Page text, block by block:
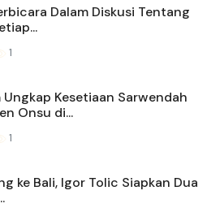
Dalam Diskusi Tentang
1
Ungkap Kesetiaan Sarwendah
Onsu di...
1
ke Bali, Igor Tolic Siapkan Dua